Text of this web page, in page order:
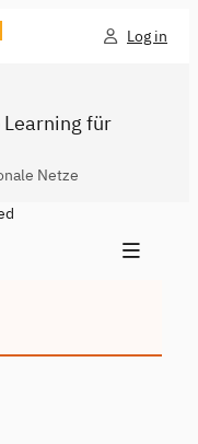
Log in
für
Netze